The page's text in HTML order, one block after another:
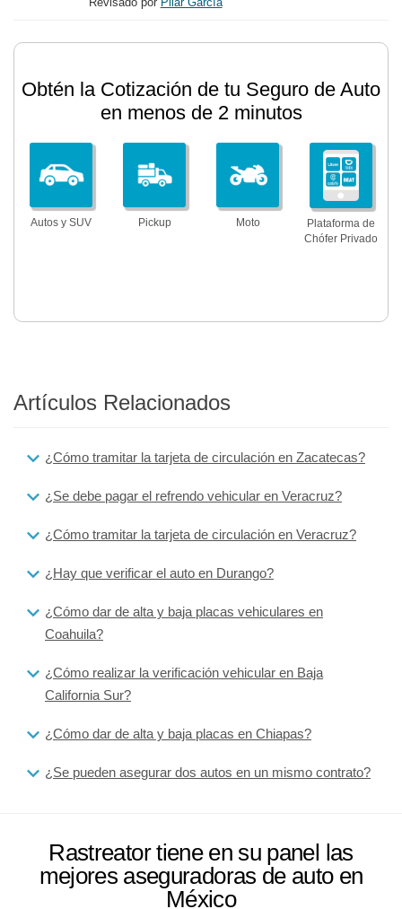
Obtén la Cotización de tu Seguro de Auto
en menos de 2 minutos
Autos y SUV Pickup Moto
Plataforma de
Chófer Privado
Artículos Relacionados
¿Cómo tramitar la tarjeta de circulación en Zacatecas?
¿Se debe pagar el refrendo vehicular en Veracruz?
¿Cómo tramitar la tarjeta de circulación en Veracruz?
¿Hay que verificar el auto en Durango?
¿Cómo dar de alta y baja placas vehiculares en
Coahuila?
¿Cómo realizar la verificación vehicular en Baja
California Sur?
¿Cómo dar de alta y baja placas en Chiapas?
¿Se pueden asegurar dos autos en un mismo contrato?
Rastreator tiene en su panel las
mejores aseguradoras de auto en
México